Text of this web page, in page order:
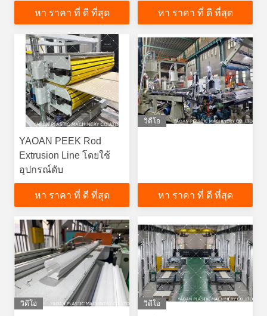
โมดูล Edge Profile
หา ราคา ที่ ดี ที่สุด หา ราคา ที่ ดี ที่สุด
YAOAN PEEK Rod
Extrusion Line โดยใช้
อุปกรณ์ดับ
หา ราคา ที่ ดี ที่สุด
วิดีโอ
หา ราคา ที่ ดี ที่สุด
วิดีโอ วิดีโอ